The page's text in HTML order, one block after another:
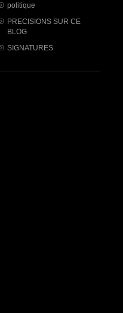
politique
PRECISIONS SUR CE
BLOG
SIGNATURES